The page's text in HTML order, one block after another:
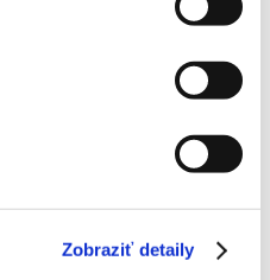
Zobraziť detaily